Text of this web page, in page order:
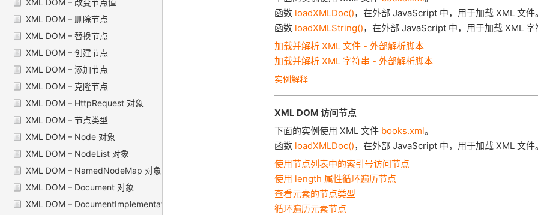
XML DOM – 改变节点值
XML DOM – 删除节点
XML DOM – 替换节点
XML DOM – 创建节点
XML DOM – 添加节点
XML DOM – 克隆节点
XML DOM – HttpRequest 对象
XML DOM – 节点类型
XML DOM – Node 对象
XML DOM – NodeList 对象
XML DOM – NamedNodeMap 对象
XML DOM – Document 对象
XML DOM – DocumentImplementation 对象
函数 loadXMLDoc()，在外部 JavaScript 中，用于加载 XML 文件
函数 loadXMLString()，在外部 JavaScript 中，用于加载 XML 字
加载并解析 XML 文件 - 外部解析脚本
加载并解析 XML 字符串 - 外部解析脚本
实例解释
XML DOM 访问节点
下面的实例使用 XML 文件 books.xml。
函数 loadXMLDoc()，在外部 JavaScript 中，用于加载 XML 文件
使用节点列表中的索引号访问节点
使用 length 属性循环遍历节点
查看元素的节点类型
循环遍历元素节点